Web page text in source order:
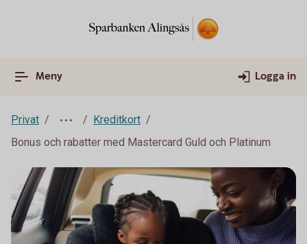
Meny Logga in
Privat
Kreditkort
Bonus och rabatter med Mastercard Guld och Platinum